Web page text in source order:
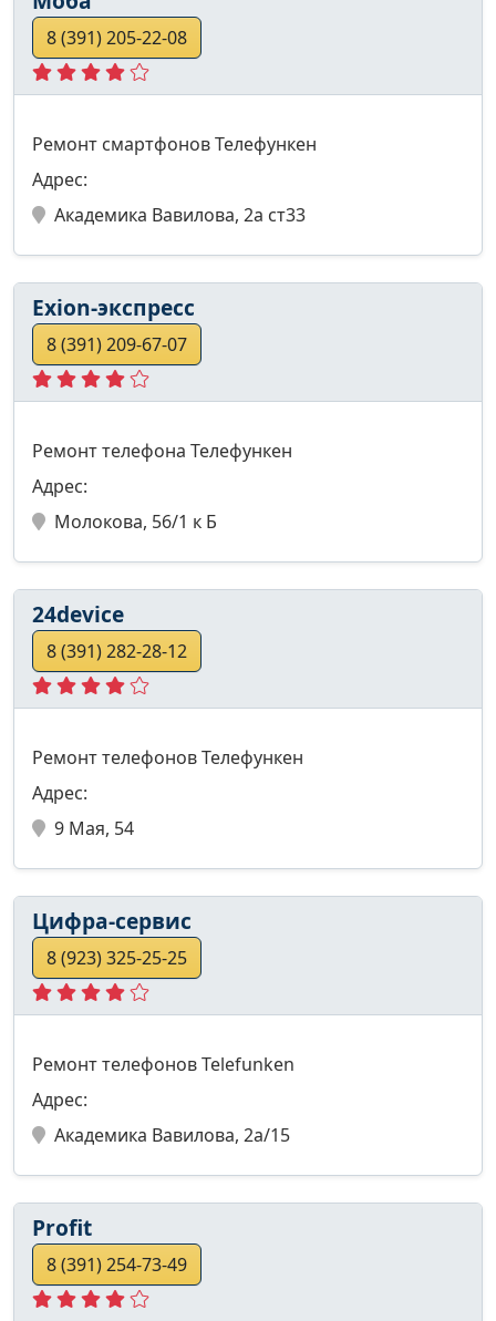
8 (391) 205-22-08
Ремонт смартфонов Телефункен
Адрес:
Академика Вавилова, 2а ст33
Exion-экспресс
8 (391) 209-67-07
Ремонт телефона Телефункен
Адрес:
Молокова, 56/1 к Б
24device
8 (391) 282-28-12
Ремонт телефонов Телефункен
Адрес:
9 Мая, 54
Цифра-сервис
8 (923) 325-25-25
Ремонт телефонов Telefunken
Адрес:
Академика Вавилова, 2а/15
Profit
8 (391) 254-73-49